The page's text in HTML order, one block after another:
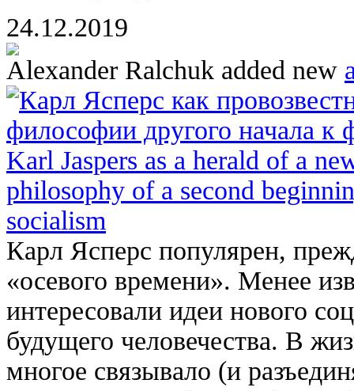
24.12.2019
Alexander Ralchuk added new
Карл Ясперс как
философии другого начала к
Karl Jaspers as a herald of a
philosophy of a second
socialism
Карл Ясперс популярен,
«осевого времени». Менее
интересовали идеи нового
будущего человечества. В
многое связывало (и